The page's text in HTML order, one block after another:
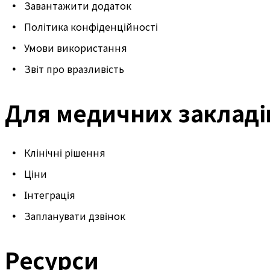
Завантажити додаток
Політика конфіденційності
Умови використання
Звіт про вразливість
Для медичних
Клінічні рішення
Ціни
Інтеграція
Запланувати дзвінок
Ресурси